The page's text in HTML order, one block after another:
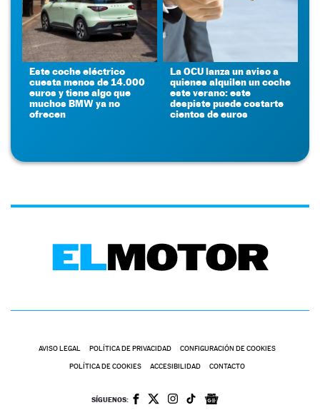
Este coche eléctrico
cuesta menos de 14.000
euros y tiene algo que
muchos BMW ya no
ofrecen
La OCU lanza un aviso a
quienes alquilen un coche
este verano: este
despiste puede costarte
cientos de euros
AVISO LEGAL POLÍTICA DE PRIVACIDAD CONFIGURACIÓN DE COOKIES
POLÍTICA DE COOKIES ACCESIBILIDAD CONTACTO
SÍGUENOS: